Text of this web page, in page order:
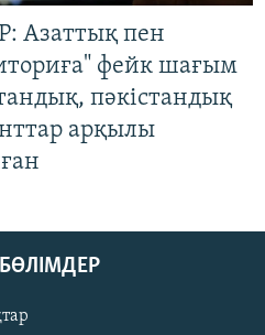
Азаттық пен
фейк шағым
пәкістандық
арқылы
БӨЛІМДЕР